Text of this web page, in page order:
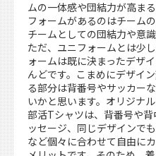
ムの一体感や団結力が高ま
フォームがあるのはチーム
チームとしての団結力や意
ただ、ユニフォームとは少
ォームは既に決まったデザ
んどです。こまめにデザイ
る部分は背番号やサッカー
いかと思います。オリジナ
部活Tシャツは、背番号や
ッセージ、同じデザインで
など個々に合わせて自由に